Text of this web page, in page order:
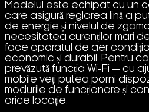
Modelul este echipat cu un
care asigură reglarea lină a
de energie și nivelul de
necesitatea curenților mari
face aparatul de aer
economic și durabil. Pentru
prevăzută funcția Wi-Fi — cu
mobile veți putea porni
modurile de funcționare și
orice locație.